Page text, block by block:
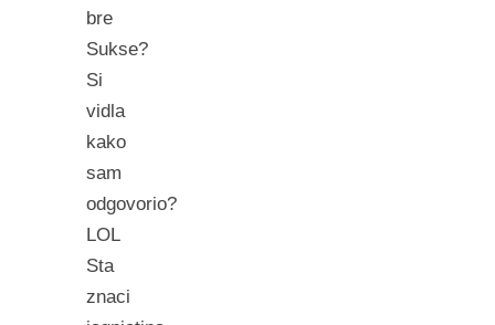
bre
Sukse?
Si
vidla
kako
sam
odgovorio?
LOL
Sta
znaci